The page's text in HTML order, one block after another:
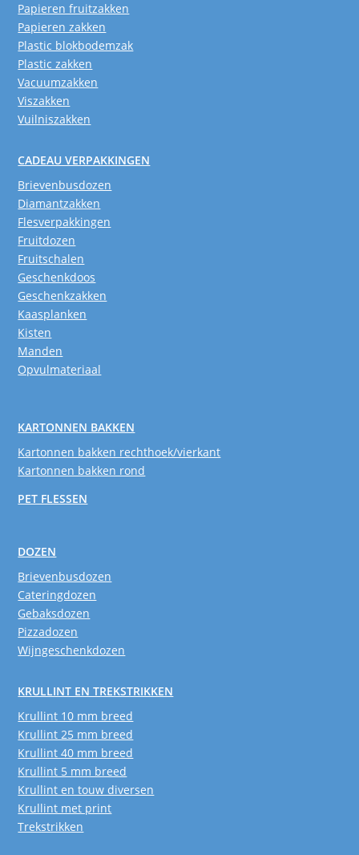
Papieren fruitzakken
Papieren zakken
Plastic blokbodemzak
Plastic zakken
Vacuumzakken
Viszakken
Vuilniszakken
CADEAU VERPAKKINGEN
Brievenbusdozen
Diamantzakken
Flesverpakkingen
Fruitdozen
Fruitschalen
Geschenkdoos
Geschenkzakken
Kaasplanken
Kisten
Manden
Opvulmateriaal
KARTONNEN BAKKEN
Kartonnen bakken rechthoek/vierkant
Kartonnen bakken rond
PET FLESSEN
DOZEN
Brievenbusdozen
Cateringdozen
Gebaksdozen
Pizzadozen
Wijngeschenkdozen
KRULLINT EN TREKSTRIKKEN
Krullint 10 mm breed
Krullint 25 mm breed
Krullint 40 mm breed
Krullint 5 mm breed
Krullint en touw diversen
Krullint met print
Trekstrikken